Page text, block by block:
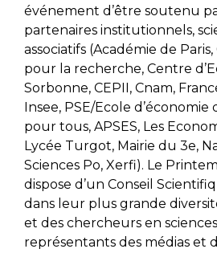
événement d’être soutenu
partenaires institutionnels,
associatifs (Académie de
pour la recherche, Centre
Sorbonne, CEPII, Cnam,
Insee, PSE/Ecole d’économie
pour tous, APSES, Les
Lycée Turgot, Mairie du 3e,
Sciences Po, Xerfi). Le
dispose d’un Conseil
dans leur plus grande
et des chercheurs en
représentants des médias et